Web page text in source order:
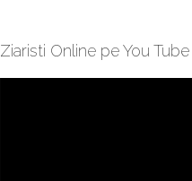
Ziaristi Online pe You Tube